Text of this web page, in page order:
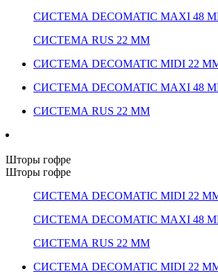
СИСТЕМА DECOMATIC MAXI 48
СИСТЕМА RUS 22 ММ
СИСТЕМА DECOMATIC MIDI 22
СИСТЕМА DECOMATIC MAXI 48
СИСТЕМА RUS 22 ММ
Шторы гофре
Шторы гофре
СИСТЕМА DECOMATIC MIDI 22
СИСТЕМА DECOMATIC MAXI 48
СИСТЕМА RUS 22 ММ
СИСТЕМА DECOMATIC MIDI 22